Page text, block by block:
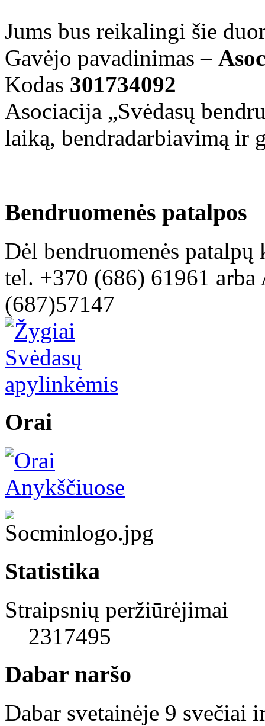
Jums bus reikalingi šie
Gavėjo pavadinimas –
Kodas 301734092
Asociacija „Svėdasų
laiką, bendradarbiavimą ir
Bendruomenės patalpos
Dėl bendruomenės
tel. +370 (686) 61961
(687)57147
Orai
Statistika
Straipsnių peržiūrėjimai
2317495
Dabar naršo
Dabar svetainėje 9 svečiai